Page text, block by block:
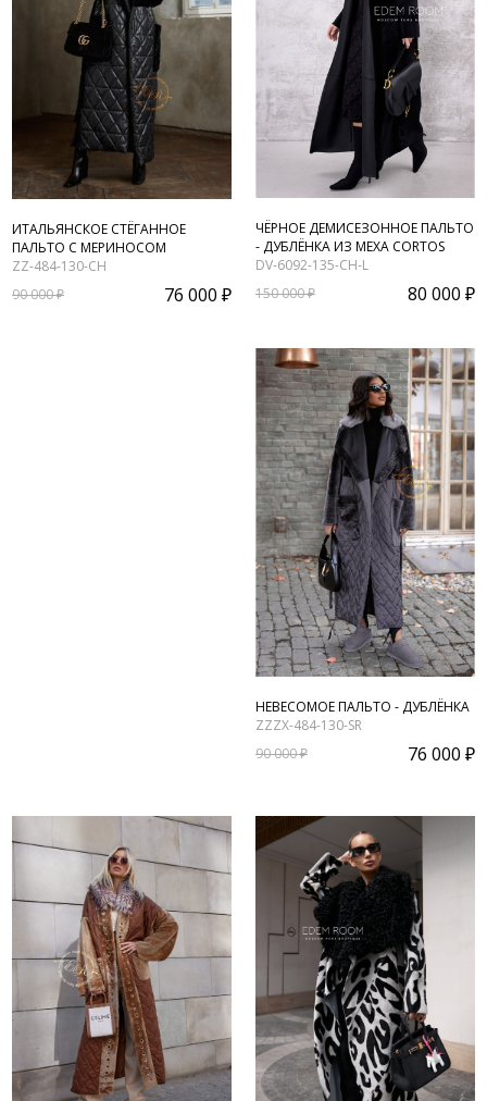
ИТАЛЬЯНСКОЕ СТЁГАННОЕ
ПАЛЬТО С МЕРИНОСОМ
ZZ-484-130-CH
90 000 ₽
76 000 ₽
ЧЁРНОЕ ДЕМИСЕЗОННОЕ ПАЛЬТО
- ДУБЛЁНКА ИЗ МЕХА CORTOS
DV-6092-135-CH-L
150 000 ₽
80 000 ₽
НЕВЕСОМОЕ ПАЛЬТО - ДУБЛЁНКА
ZZZX-484-130-SR
90 000 ₽
76 000 ₽